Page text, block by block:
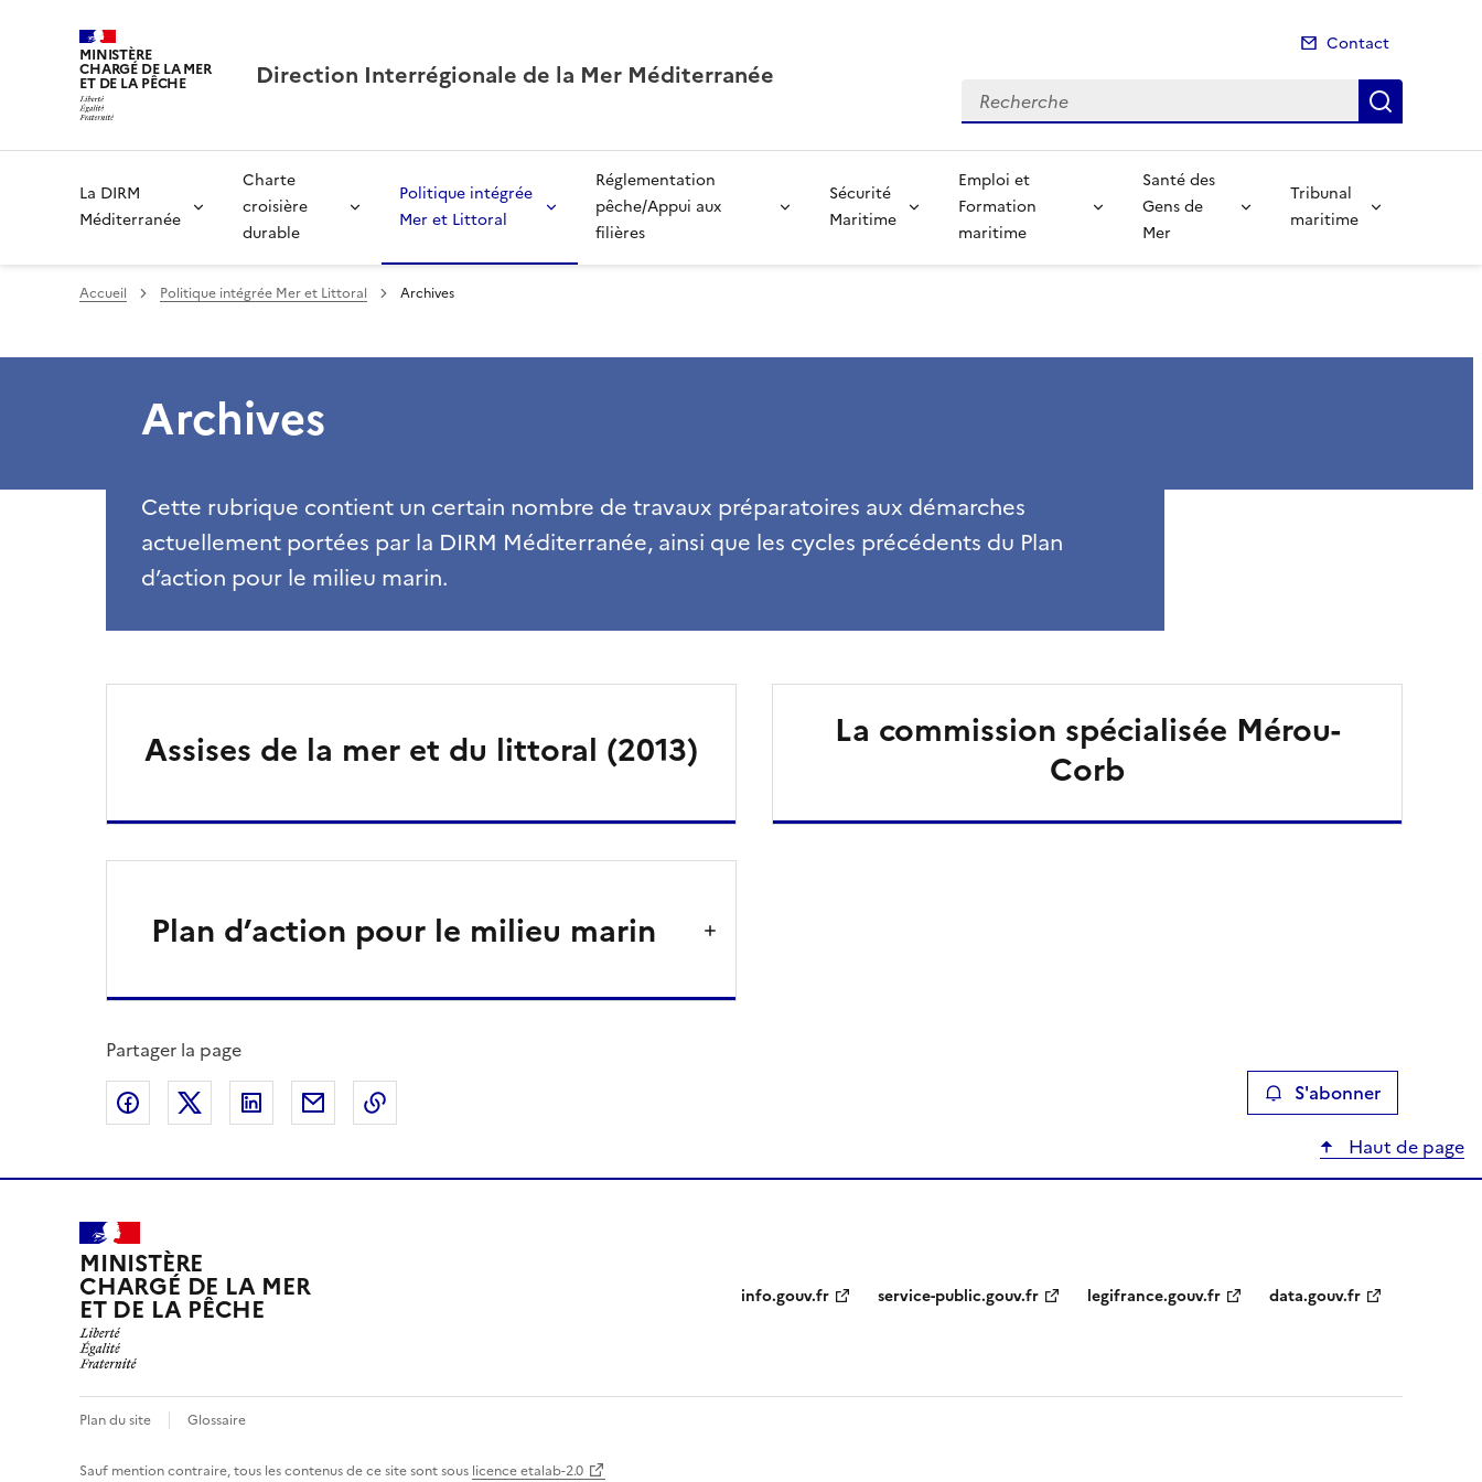
MINISTÈRE
CHARGÉ DE LA MER
ET DE LA PÊCHE Direction Interrégionale de la Mer Méditerranée
Contact
Recherche
La DIRM
Méditerranée
Charte
croisière
durable
Politique intégrée
Mer et Littoral
Réglementation
pêche/Appui aux
filières
Sécurité
Maritime
Emploi et
Formation
maritime
Santé des
Gens de
Mer
Tribunal
maritime
Accueil Politique intégrée Mer et Littoral Archives
Archives
Cette rubrique contient un certain nombre de travaux préparatoires aux démarches
actuellement portées par la DIRM Méditerranée, ainsi que les cycles précédents du Plan
d’action pour le milieu marin.
Assises de la mer et du littoral (2013)
Plan d’action pour le milieu marin
La commission spécialisée Mérou-
Corb
Partager la page
Partager sur Facebook
Partager sur XPartager sur LinkedIn
Partager par email S'abonner
Haut de page
MINISTÈRE
CHARGÉ DE LA MER
ET DE LA PÊCHE info.gouv.fr service-public.gouv.fr legifrance.gouv.fr data.gouv.fr
Plan du site Glossaire
Sauf mention contraire, tous les contenus de ce site sont sous licence etalab-2.0